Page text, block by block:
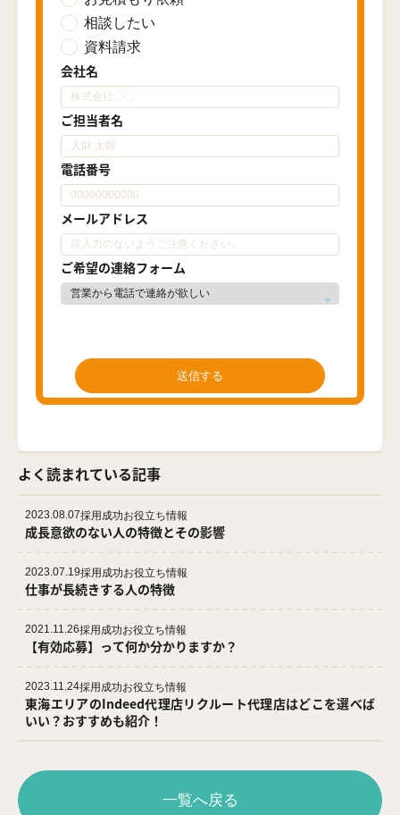
よく読まれている記事
2023.08.07採用成功お役立ち情報
成長意欲のない人の特徴とその影響
2023.07.19採用成功お役立ち情報
仕事が長続きする人の特徴
2021.11.26採用成功お役立ち情報
【有効応募】って何か分かりますか？
2023.11.24採用成功お役立ち情報
東海エリアのIndeed代理店リクルート代理店はどこを選べば
いい？おすすめも紹介！
相談したい
資料請求
会社名
ご担当者名
電話番号
メールアドレス
ご希望の連絡フォーム
一覧へ戻る